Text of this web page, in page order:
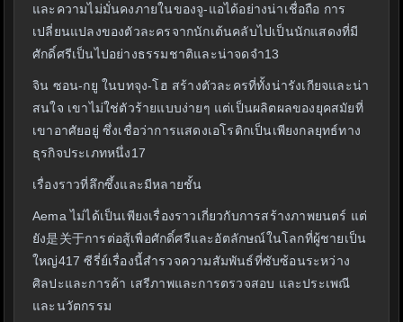
และความไม่มั่นคงภายในของจู-แอได้อย่างน่าเชื่อถือ การ
เปลี่ยนแปลงของตัวละครจากนักเต้นคลับไปเป็นนักแสดงที่มี
ศักดิ์ศรีเป็นไปอย่างธรรมชาติและน่าจดจำ13
จิน ซอน-กยู ในบทจุง-โฮ สร้างตัวละครที่ทั้งน่ารังเกียจและน่า
สนใจ เขาไม่ใช่ตัวร้ายแบบง่ายๆ แต่เป็นผลิตผลของยุคสมัยที่
เขาอาศัยอยู่ ซึ่งเชื่อว่าการแสดงเอโรติกเป็นเพียงกลยุทธ์ทาง
ธุรกิจประเภทหนึ่ง17
เรื่องราวที่ลึกซึ้งและมีหลายชั้น
Aema ไม่ได้เป็นเพียงเรื่องราวเกี่ยวกับการสร้างภาพยนตร์ แต่
ยัง是关于การต่อสู้เพื่อศักดิ์ศรีและอัตลักษณ์ในโลกที่ผู้ชายเป็น
ใหญ่417 ซีรี่ย์เรื่องนี้สำรวจความสัมพันธ์ที่ซับซ้อนระหว่าง
ศิลปะและการค้า เสรีภาพและการตรวจสอบ และประเพณี
และนวัตกรรม